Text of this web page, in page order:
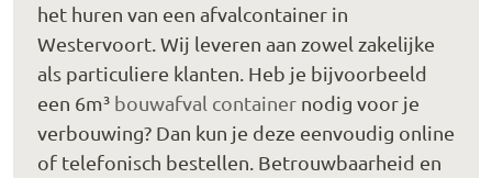
het huren van een afvalcontainer in
Westervoort. Wij leveren aan zowel zakelijke
als particuliere klanten. Heb je bijvoorbeeld
een 6m³ bouwafval container nodig voor je
verbouwing? Dan kun je deze eenvoudig online
of telefonisch bestellen. Betrouwbaarheid en